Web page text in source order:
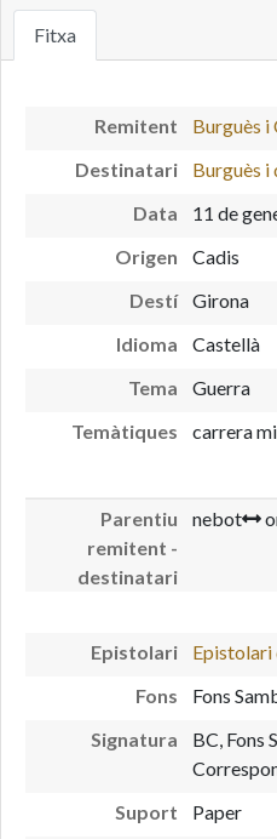
Fitxa
Remitent
Burguès
Destinatari
Burguès i
Data
11 de
Origen
Cadis
Destí
Girona
Idioma
Castellà
Tema
Guerra
Temàtiques
carrera
Parentiu
remitent -
destinatari
nebot
Epistolari
Epistolari
Fons
Fons
Signatura
BC, Fons
Suport
Paper